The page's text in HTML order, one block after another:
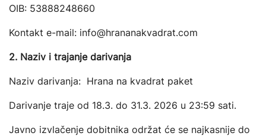
OIB: 53888248660
Kontakt e-mail: info@hrananakvadrat.com
2. Naziv i trajanje darivanja
Naziv darivanja: Hrana na kvadrat paket
Darivanje traje od 18.3. do 31.3. 2026 u 23:59 sati.
Javno izvlačenje dobitnika održat će se najkasnije do